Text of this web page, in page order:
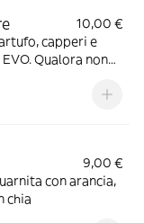
10,00 €
capperi e
Qualora non
9,00 €
con arancia,
chia